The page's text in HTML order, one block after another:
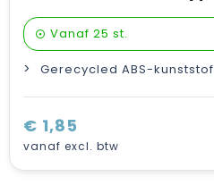
Vanaf 25 st.
Gerecycled ABS-kunststof
€ 1,85
vanaf excl. btw